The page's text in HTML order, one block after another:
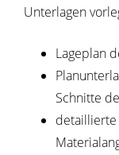
Unterlagen
Lageplan
Schnitte